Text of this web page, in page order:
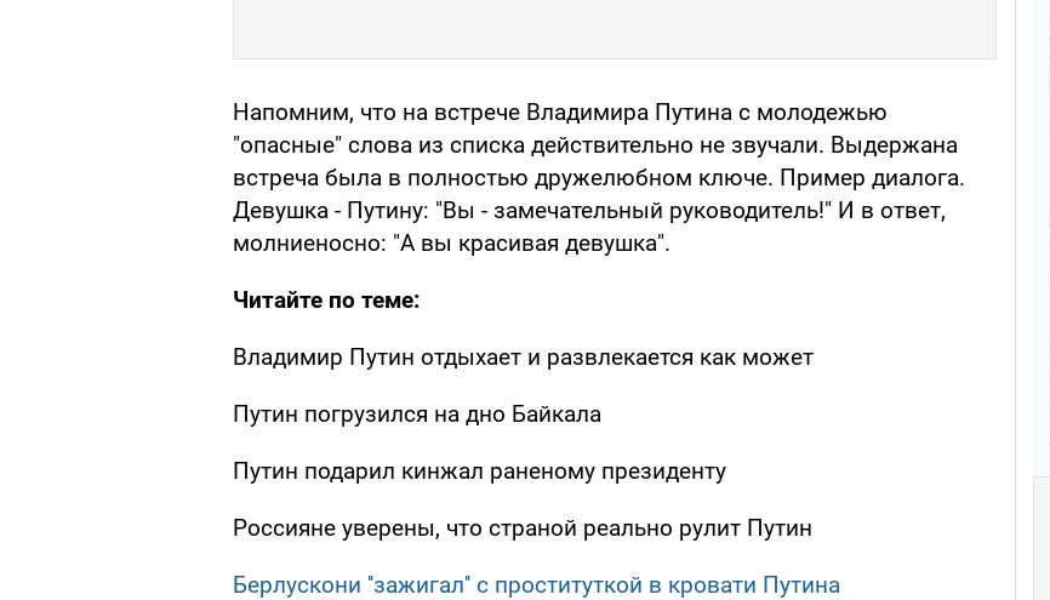
Напомним, что на встрече Владимира Путина с молодежью
"опасные" слова из списка действительно не звучали. Выдержана
встреча была в полностью дружелюбном ключе. Пример диалога.
Девушка - Путину: "Вы - замечательный руководитель!" И в ответ,
молниеносно: "А вы красивая девушка".
Читайте по теме:
Владимир Путин отдыхает и развлекается как может
Путин погрузился на дно Байкала
Путин подарил кинжал раненому президенту
Россияне уверены, что страной реально рулит Путин
Берлускони ''зажигал'' с проституткой в кровати Путина